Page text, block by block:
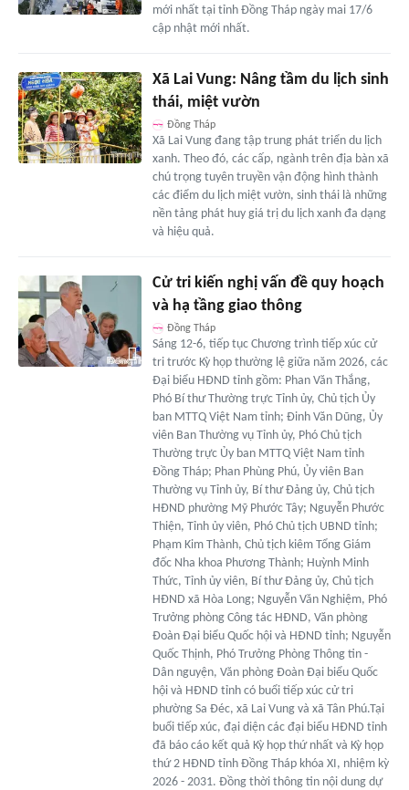
mới nhất tại tỉnh Đồng Tháp ngày mai 17/6
cập nhật mới nhất.
Xã Lai Vung: Nâng tầm du lịch sinh
thái, miệt vườn
Đồng Tháp
Xã Lai Vung đang tập trung phát triển du lịch
xanh. Theo đó, các cấp, ngành trên địa bàn xã
chú trọng tuyên truyền vận động hình thành
các điểm du lịch miệt vườn, sinh thái là những
nền tảng phát huy giá trị du lịch xanh đa dạng
và hiệu quả.
Cử tri kiến nghị vấn đề quy hoạch
và hạ tầng giao thông
Đồng Tháp
Sáng 12-6, tiếp tục Chương trình tiếp xúc cử
tri trước Kỳ họp thường lệ giữa năm 2026, các
Đại biểu HĐND tỉnh gồm: Phan Văn Thắng,
Phó Bí thư Thường trực Tỉnh ủy, Chủ tịch Ủy
ban MTTQ Việt Nam tỉnh; Đinh Văn Dũng, Ủy
viên Ban Thường vụ Tỉnh ủy, Phó Chủ tịch
Thường trực Ủy ban MTTQ Việt Nam tỉnh
Đồng Tháp; Phan Phùng Phú, Ủy viên Ban
Thường vụ Tỉnh ủy, Bí thư Đảng ủy, Chủ tịch
HĐND phường Mỹ Phước Tây; Nguyễn Phước
Thiện, Tỉnh ủy viên, Phó Chủ tịch UBND tỉnh;
Phạm Kim Thành, Chủ tịch kiêm Tổng Giám
đốc Nha khoa Phương Thành; Huỳnh Minh
Thức, Tỉnh ủy viên, Bí thư Đảng ủy, Chủ tịch
HĐND xã Hòa Long; Nguyễn Văn Nghiệm, Phó
Trưởng phòng Công tác HĐND, Văn phòng
Đoàn Đại biểu Quốc hội và HĐND tỉnh; Nguyễn
Quốc Thịnh, Phó Trưởng Phòng Thông tin -
Dân nguyện, Văn phòng Đoàn Đại biểu Quốc
hội và HĐND tỉnh có buổi tiếp xúc cử tri
phường Sa Đéc, xã Lai Vung và xã Tân Phú.Tại
buổi tiếp xúc, đại diện các đại biểu HĐND tỉnh
đã báo cáo kết quả Kỳ họp thứ nhất và Kỳ họp
thứ 2 HĐND tỉnh Đồng Tháp khóa XI, nhiệm kỳ
2026 - 2031. Đồng thời thông tin nội dung dự